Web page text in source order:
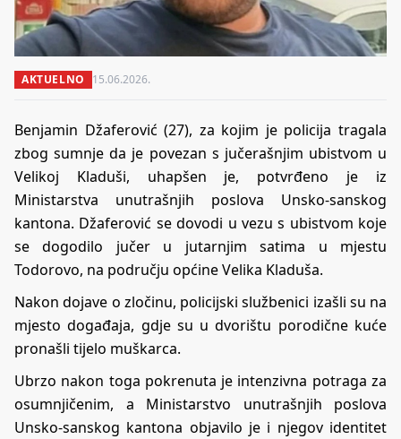
AKTUELNO 15.06.2026.
Benjamin Džaferović (27), za kojim je policija tragala
zbog sumnje da je povezan s jučerašnjim ubistvom u
Velikoj Kladuši, uhapšen je, potvrđeno je iz
Ministarstva unutrašnjih poslova Unsko-sanskog
kantona. Džaferović se dovodi u vezu s ubistvom koje
se dogodilo jučer u jutarnjim satima u mjestu
Todorovo, na području općine Velika Kladuša.
Nakon dojave o zločinu, policijski službenici izašli su na
mjesto događaja, gdje su u dvorištu porodične kuće
pronašli tijelo muškarca.
Ubrzo nakon toga pokrenuta je intenzivna potraga za
osumnjičenim, a Ministarstvo unutrašnjih poslova
Unsko-sanskog kantona objavilo je i njegov identitet